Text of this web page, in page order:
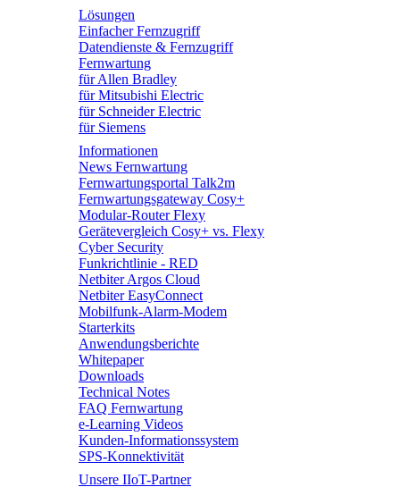
Lösungen
Einfacher Fernzugriff
Datendienste & Fernzugriff
Fernwartung
für Allen Bradley
für Mitsubishi Electric
für Schneider Electric
für Siemens
Informationen
News Fernwartung
Fernwartungsportal Talk2m
Fernwartungsgateway Cosy+
Modular-Router Flexy
Gerätevergleich Cosy+ vs. Flexy
Cyber Security
Funkrichtlinie - RED
Netbiter Argos Cloud
Netbiter EasyConnect
Mobilfunk-Alarm-Modem
Starterkits
Anwendungsberichte
Whitepaper
Downloads
Technical Notes
FAQ Fernwartung
e-Learning Videos
Kunden-Informationssystem
SPS-Konnektivität
Unsere IIoT-Partner